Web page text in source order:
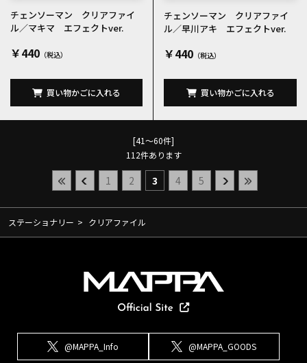
チェンソーマン クリアファイ
ル／マキマ エフェクトver.
￥440
買い物かごに入れる
チェンソーマン クリアファイ
ル／早川アキ エフェクトver.
￥440
買い物かごに入れる
[41～60件]
112件あります
1 2 3 4 5
ステーショナリー > クリアファイル
@MAPPA_Info @MAPPA_GOODS